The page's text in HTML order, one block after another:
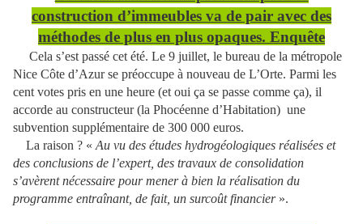
construction d’immeubles va de pair avec des
méthodes de plus en plus opaques. Enquête
Cela s’est passé cet été. Le 9 juillet, le bureau de la métropole
Nice Côte d’Azur se préoccupe à nouveau de L’Orte. Parmi les
cent votes pris en une heure (et oui ça se passe comme ça), il
accorde au constructeur (la Phocéenne d’Habitation) une
subvention supplémentaire de 300 000 euros.
La raison ? « Au vu des études hydrogéologiques réalisées et
des conclusions de l’expert, des travaux de consolidation
s’avèrent nécessaire pour mener à bien la réalisation du
programme entraînant, de fait, un surcoût financier».